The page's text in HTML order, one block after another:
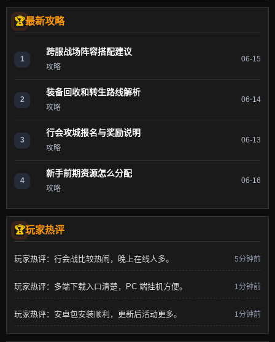
最新攻略
1
跨服战场阵容搭配建议
攻略
06-15
2
装备回收和转生路线解析
攻略
06-14
3
行会攻城报名与奖励说明
攻略
06-13
4
新手前期资源怎么分配
攻略
06-16
玩家热评
玩家热评：行会战比较热闹，晚上在线人多。 5分钟前
玩家热评：多端下载入口清楚，PC 端挂机方便。 1分钟前
玩家热评：安卓包安装顺利，更新后活动更多。 1分钟前